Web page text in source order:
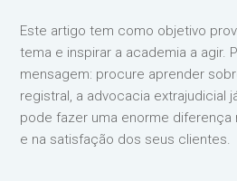
Este artigo tem como objetivo
tema e inspirar a academia a agir.
mensagem: procure aprender
registral, a advocacia extrajudicial
pode fazer uma enorme diferença
e na satisfação dos seus clientes.